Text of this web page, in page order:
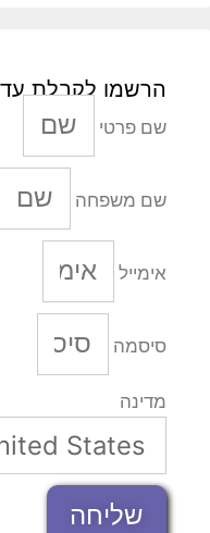
הרשמו לקבלת
שם פרטי
שם משפחה
אימייל
סיסמה
מדינה
שליחה